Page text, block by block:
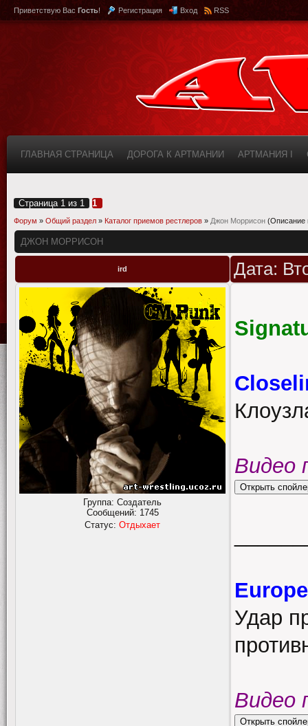
Приветствую Вас Гость! Регистрация Вход RSS
ГЛАВНАЯ СТРАНИЦА ДОРОГА К АРТМАНИИ АРТМАНИЯ I
Страница 1 из 1 1
Форум » Общий раздел » Каталог приемов рестлеров » Джон Моррисон (Описание
ДЖОН МОРРИСОН
ird Дата:
Группа: Создатель
Сообщений: 1745
Статус: Отдыхает
Видео
Удар
Видео